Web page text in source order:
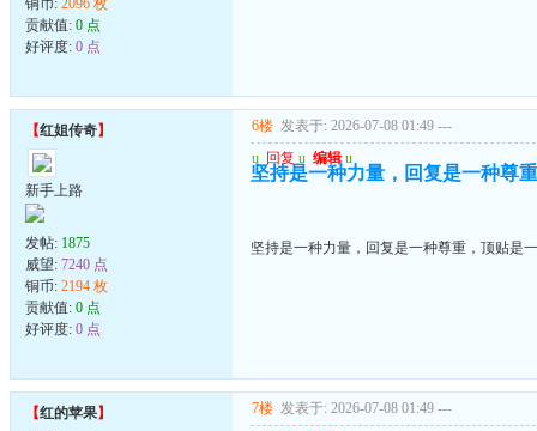
贡献值: 0 点
好评度: 0 点
【红姐传奇】
新手上路
发帖: 1875
威望: 7240 点
铜币: 2194 枚
贡献值: 0 点
好评度: 0 点
6楼 发表于: 2026-07-08 01:49 ---
u 回复 u 编辑 u
坚持是一种力量，回复是一种尊
坚持是一种力量，回复是一种尊重，顶贴是
【红的苹果】 7楼 发表于: 2026-07-08 01:49 ---